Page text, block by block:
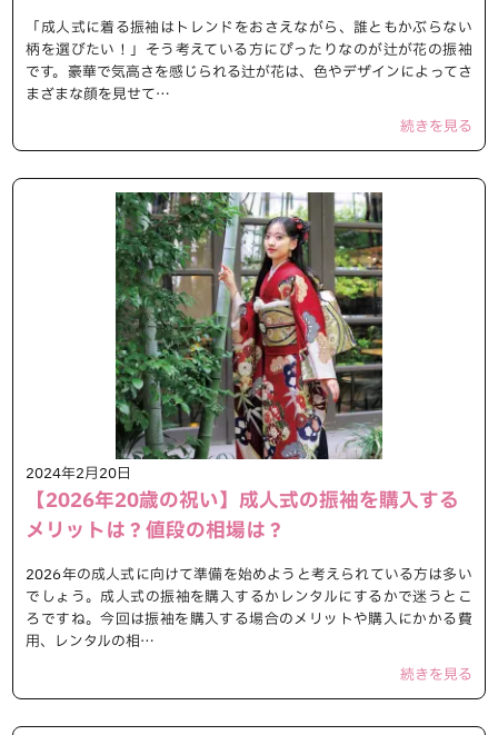
「成人式に着る振袖はトレンドをおさえながら、誰ともかぶらない
柄を選びたい！」そう考えている方にぴったりなのが辻が花の振袖
です。豪華で気高さを感じられる辻が花は、色やデザインによってさ
まざまな顔を見せて…
続きを見る
2024年2月20日
【2026年20歳の祝い】成人式の振袖を購入する
メリットは？値段の相場は？
2026年の成人式に向けて準備を始めようと考えられている方は多い
でしょう。成人式の振袖を購入するかレンタルにするかで迷うとこ
ろですね。今回は振袖を購入する場合のメリットや購入にかかる費
用、レンタルの相…
続きを見る